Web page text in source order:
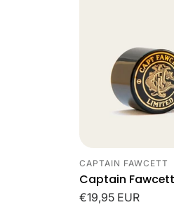
Leverancier:
CAPTAIN FAWCETT
Captain
Normale
€19,95 EUR